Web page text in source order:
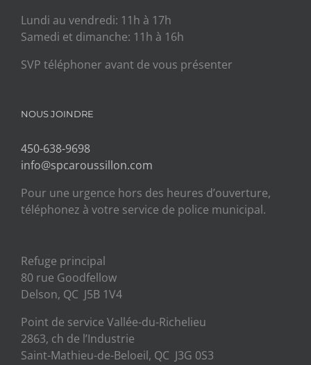
Lundi au vendredi: 11h à 17h
Samedi et dimanche: 11h à 16h
SVP téléphoner avant de vous présenter
NOUS JOINDRE
450-638-9698
info@spcaroussillon.com
Pour une urgence hors des heures d’ouverture,
téléphonez à votre service de police municipal.
Refuge principal
80 rue Goodfellow
Delson, QC J5B 1V4
Point de service Vallée-du-Richelieu
2863, ch de l’Industrie
Saint-Mathieu-de-Beloeil, QC J3G 0S3